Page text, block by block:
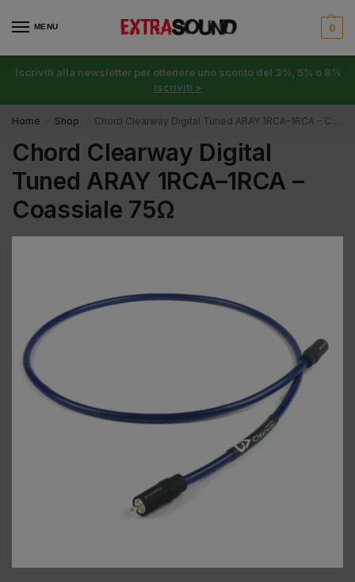
MENU 0
Iscriviti alla newsletter per ottenere uno sconto del 3%, 5% o 8%
Iscriviti >
Home Shop Chord Clearway Digital Tuned ARAY 1RCA–1RCA – Coassiale 75Ω
Chord Clearway Digital
Tuned ARAY 1RCA–1RCA –
Coassiale 75Ω